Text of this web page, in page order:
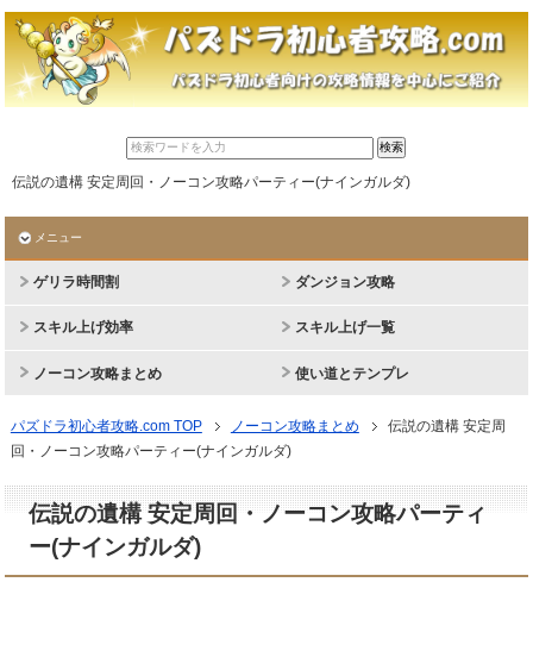
伝説の遺構 安定周回・ノーコン攻略パーティー(ナインガルダ)
メニュー
ゲリラ時間割 ダンジョン攻略
スキル上げ効率 スキル上げ一覧
ノーコン攻略まとめ 使い道とテンプレ
パズドラ初心者攻略.com TOP ノーコン攻略まとめ
伝説の遺構 安定周
回・ノーコン攻略パーティー(ナインガルダ)
伝説の遺構 安定周回・ノーコン攻略パーティ
ー(ナインガルダ)